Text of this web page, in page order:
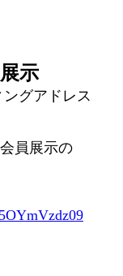
示
ングアドレス
員展示の